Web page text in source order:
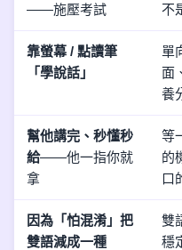
——施壓考試
不
靠螢幕 / 點讀筆
「學說話」
單
面
養
幫他講完、秒懂秒
給——他一指你就
拿
等
的
口
因為「怕混淆」把
雙語減成一種
雙
穩